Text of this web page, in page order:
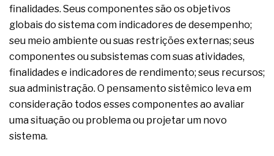
finalidades. Seus componentes são os objetivos
globais do sistema com indicadores de desempenho;
seu meio ambiente ou suas restrições externas; seus
componentes ou subsistemas com suas atividades,
finalidades e indicadores de rendimento; seus recursos;
sua administração. O pensamento sistêmico leva em
consideração todos esses componentes ao avaliar
uma situação ou problema ou projetar um novo
sistema.